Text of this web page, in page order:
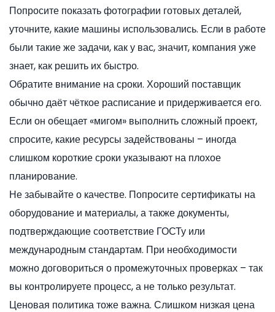
Попросите показать фотографии готовых деталей,
уточните, какие машины использовались. Если в работе
были такие же задачи, как у вас, значит, компания уже
знает, как решить их быстро.
Обратите внимание на сроки. Хороший поставщик
обычно даёт чёткое расписание и придерживается его.
Если он обещает «мигом» выполнить сложный проект,
спросите, какие ресурсы задействованы – иногда
слишком короткие сроки указывают на плохое
планирование.
Не забывайте о качестве. Попросите сертификаты на
оборудование и материалы, а также документы,
подтверждающие соответствие ГОСТу или
международным стандартам. При необходимости
можно договориться о промежуточных проверках – так
вы контролируете процесс, а не только результат.
Ценовая политика тоже важна. Слишком низкая цена